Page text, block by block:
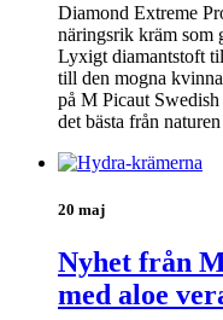
Diamond Extreme
näringsrik kräm som
Lyxigt diamantstoft
till den mogna
på M Picaut
det bästa från
20 maj
Nyhet från
med aloe